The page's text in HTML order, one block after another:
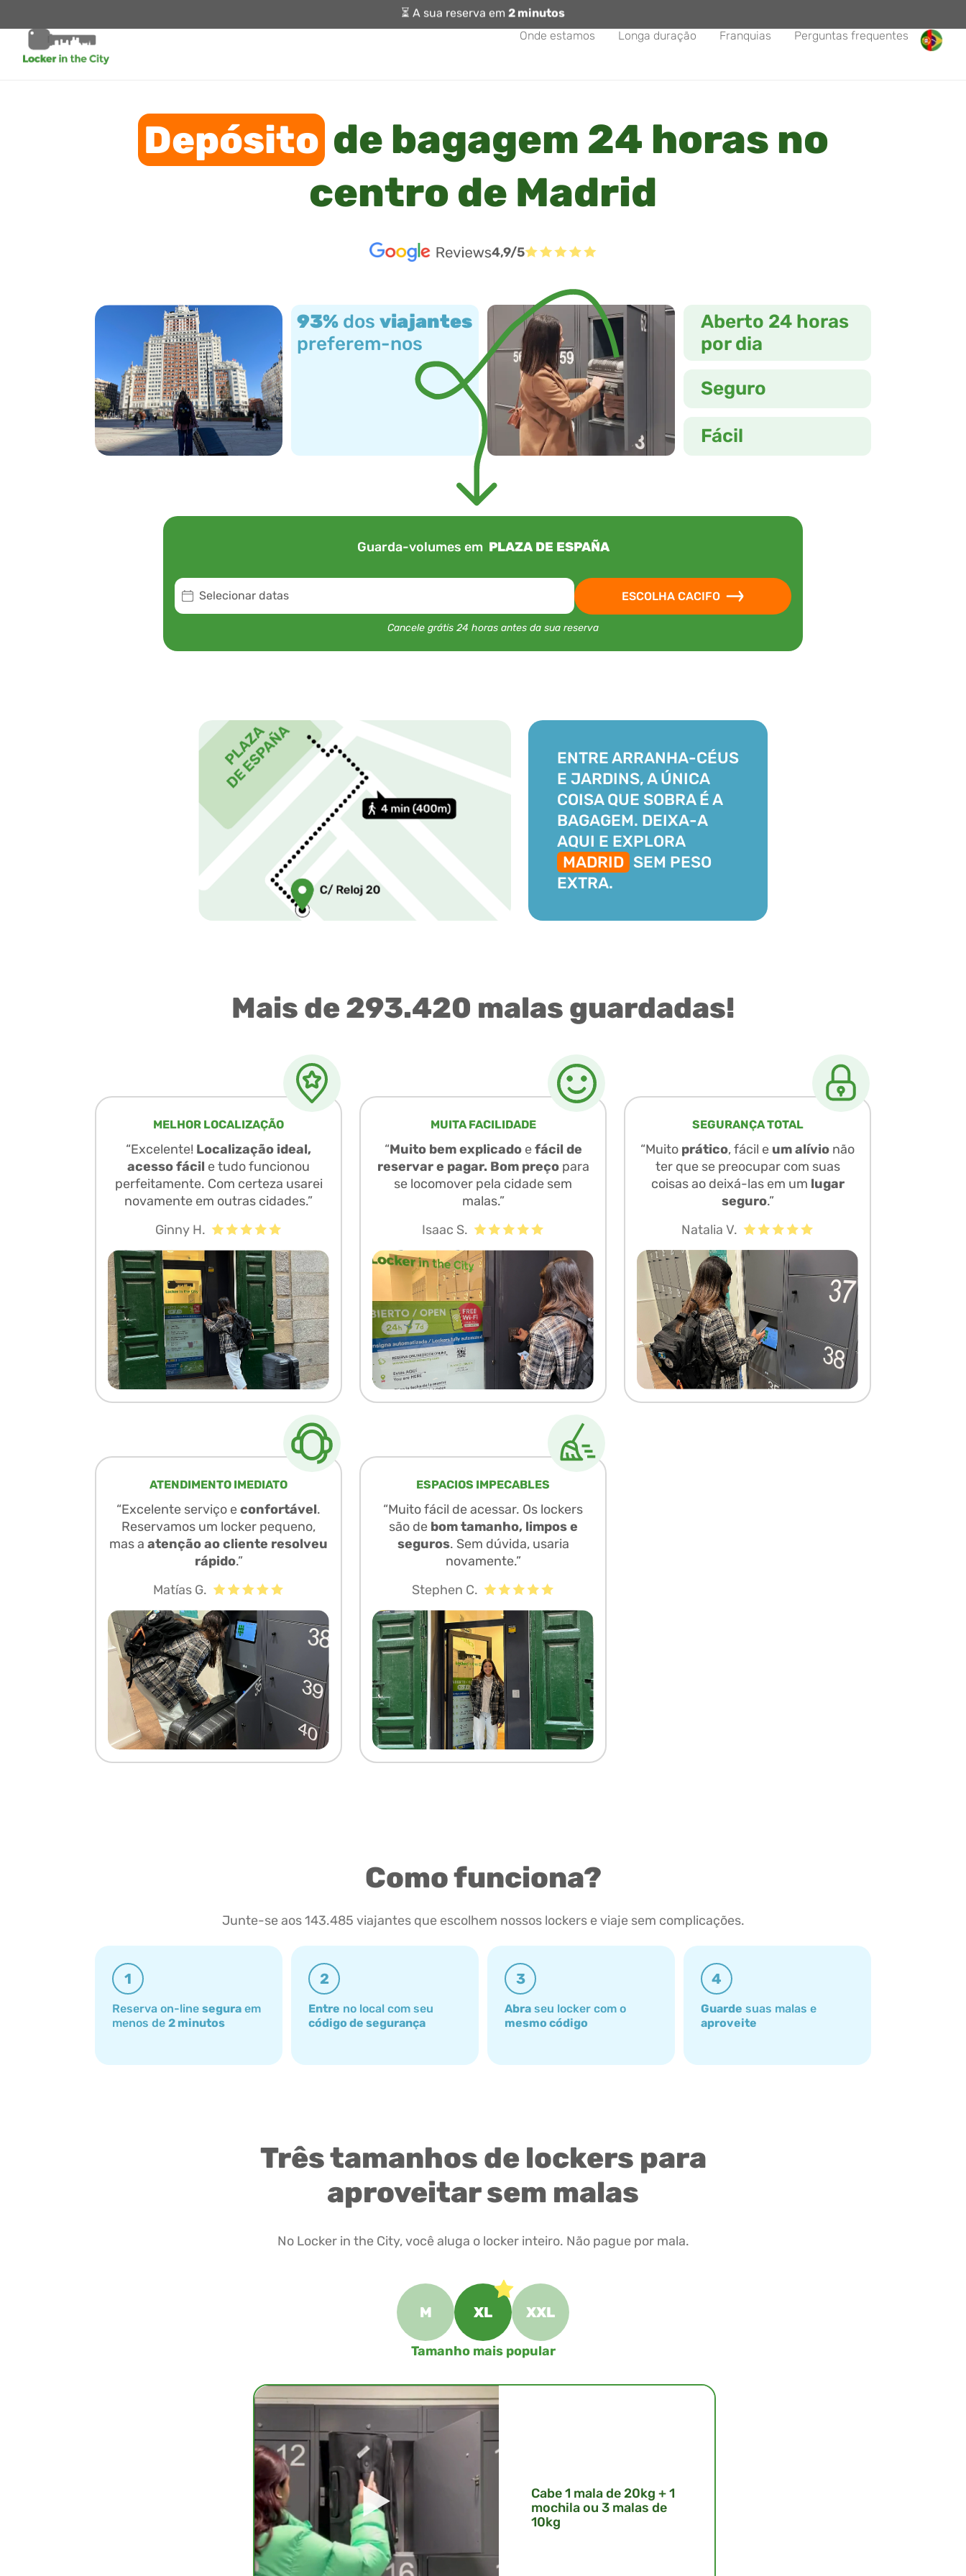
⏳ A sua reserva em 2 minutos
Onde estamos
Longa duração Franquias Perguntas frequentes
Depósitode bagagem 24 horas no
centro de Madrid
4,9/5
93% dos viajantes
preferem-nos
Seguro
Fácil
Aberto 24 horas
por dia
Guarda-volumes em PLAZA DE ESPAÑA
Selecionar datas ESCOLHA CACIFO
Cancele grátis 24 horas antes da sua reserva
ENTRE ARRANHA-CÉUS
E JARDINS, A ÚNICA
COISA QUE SOBRA É A
BAGAGEM. DEIXA-A
AQUI E EXPLORA
MADRID SEM PESO
EXTRA.
Mais de 293.420 malas guardadas!
MELHOR LOCALIZAÇÃO
“Excelente! Localização ideal,
acesso fácil e tudo funcionou
perfeitamente. Com certeza usarei
novamente em outras cidades.”
Ginny H.
MUITA FACILIDADE
“Muito bem explicadoefácil de
reservar e pagar. Bom preçopara
se locomover pela cidade sem
malas.”
Isaac S.
SEGURANÇA TOTAL
“Muito prático, fácil e um alívio não
ter que se preocupar com suas
coisas ao deixá-las em um lugar
seguro.”
Natalia V.
ATENDIMENTO IMEDIATO
“Excelente serviço econfortável.
Reservamos um locker pequeno,
mas a atenção ao cliente resolveu
rápido.”
Matías G.
ESPACIOS IMPECABLES
“Muito fácil de acessar. Os lockers
são de bom tamanho, limpos e
seguros. Sem dúvida, usaria
novamente.”
Stephen C.
Como funciona?
Junte-se aos 143.485 viajantes que escolhem nossos lockers e viaje sem complicações.
1
Reserva on-line segura em
menos de 2 minutos
2
Entre no local com seu
código de segurança
3
Abra seu locker com o
mesmo código
4
Guarde suas malas e
aproveite
Três tamanhos de lockers para
aproveitar sem malas
No Locker in the City, você aluga o locker inteiro. Não pague por mala.
M XL XXL
Tamanho mais popular
Cabe 1 mala de 20kg + 1
mochila ou 3 malas de
10kg